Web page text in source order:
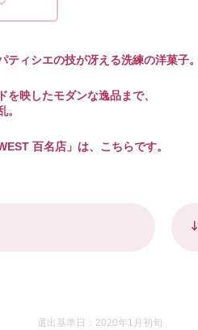
ィシエの技が冴える洗練の洋菓子。
映したモダンな逸品まで、
百名店」は、こちらです。
選出基準日：2020年1月初旬